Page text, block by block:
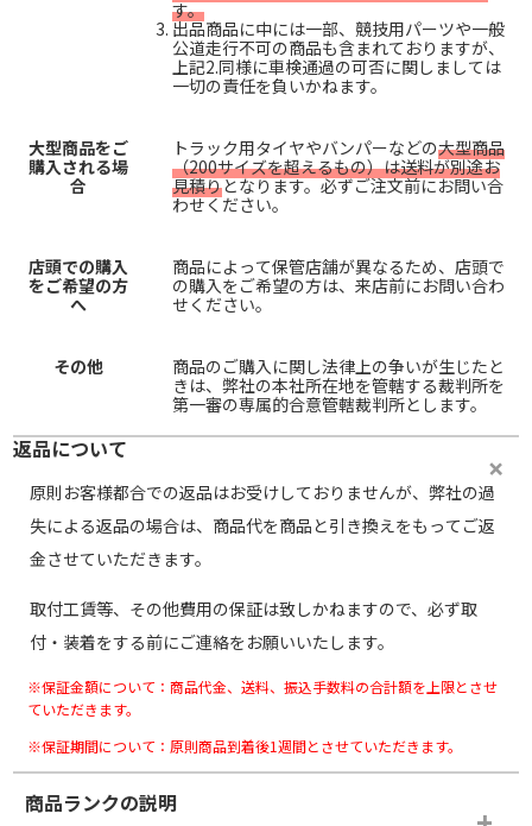
す。
出品商品に中には一部、競技用パーツや一般
公道走行不可の商品も含まれておりますが、
上記2.同様に車検通過の可否に関しましては
一切の責任を負いかねます。
大型商品をご
購入される場
合
トラック用タイヤやバンパーなどの大型商品
（200サイズを超えるもの）は送料が別途お
見積りとなります。必ずご注文前にお問い合
わせください。
店頭での購入
をご希望の方
へ
商品によって保管店舗が異なるため、店頭で
の購入をご希望の方は、来店前にお問い合わ
せください。
その他
商品のご購入に関し法律上の争いが生じたと
きは、弊社の本社所在地を管轄する裁判所を
第一審の専属的合意管轄裁判所とします。
返品について
原則お客様都合での返品はお受けしておりませんが、弊社の過
失による返品の場合は、商品代を商品と引き換えをもってご返
金させていただきます。
取付工賃等、その他費用の保証は致しかねますので、必ず取
付・装着をする前にご連絡をお願いいたします。
※保証金額について：商品代金、送料、振込手数料の合計額を上限とさせ
ていただきます。
※保証期間について：原則商品到着後1週間とさせていただきます。
商品ランクの説明